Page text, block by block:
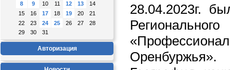
8
9 10 11 12 13
14
15
16 17 18 19 20
21
22
23 24 25 26 27
28
29
30 31
Авторизация
28.04.2023г.
Оренбуржья».